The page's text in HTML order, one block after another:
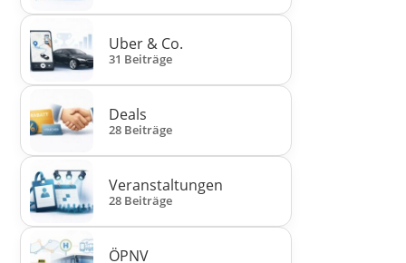
Uber & Co.
31 Beiträge
Deals
28 Beiträge
Veranstaltungen
28 Beiträge
ÖPNV